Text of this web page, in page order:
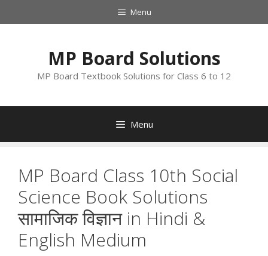
to
Menu
MP Board Solutions
MP Board Textbook Solutions for Class 6 to 12
Menu
MP Board Class 10th Social
Science Book Solutions
सामाजिक विज्ञान in Hindi &
English Medium